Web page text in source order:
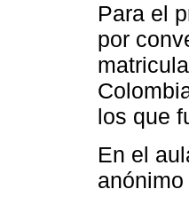
Para el
por
los que
En el